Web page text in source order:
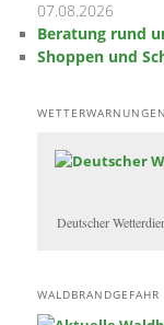
07.08.2026
Beratung rund
Shoppen und
WETTERWARNUNGEN
Deutscher
WALDBRANDGEFAHR